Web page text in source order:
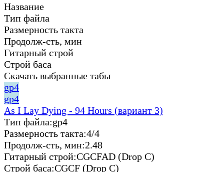
Название
Тип файла
Размерность такта
Продолж-сть, мин
Гитарный строй
Строй баса
Скачать выбранные табы
gp4
gp4
As I Lay Dying - 94 Hours (вариант 3)
Тип файла:gp4
Размерность такта:4/4
Продолж-сть, мин:2.48
Гитарный строй:CGCFAD (Drop C)
Строй баса:CGCF (Drop C)